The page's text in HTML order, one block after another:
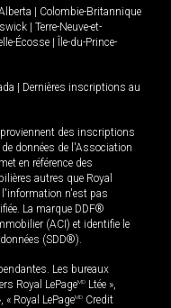
Colombie-Britannique
Terre-Neuve-et-
Écosse
Île-du-Prince-
Dernières inscriptions au
des inscriptions
données de l'Association
en référence des
autres que Royal
l'information n'est pas
La marque DDF®
(ACI) et identifie le
(SDD®).
Les bureaux
Royal LePageMD Ltée »,
« Royal LePageMD Credit